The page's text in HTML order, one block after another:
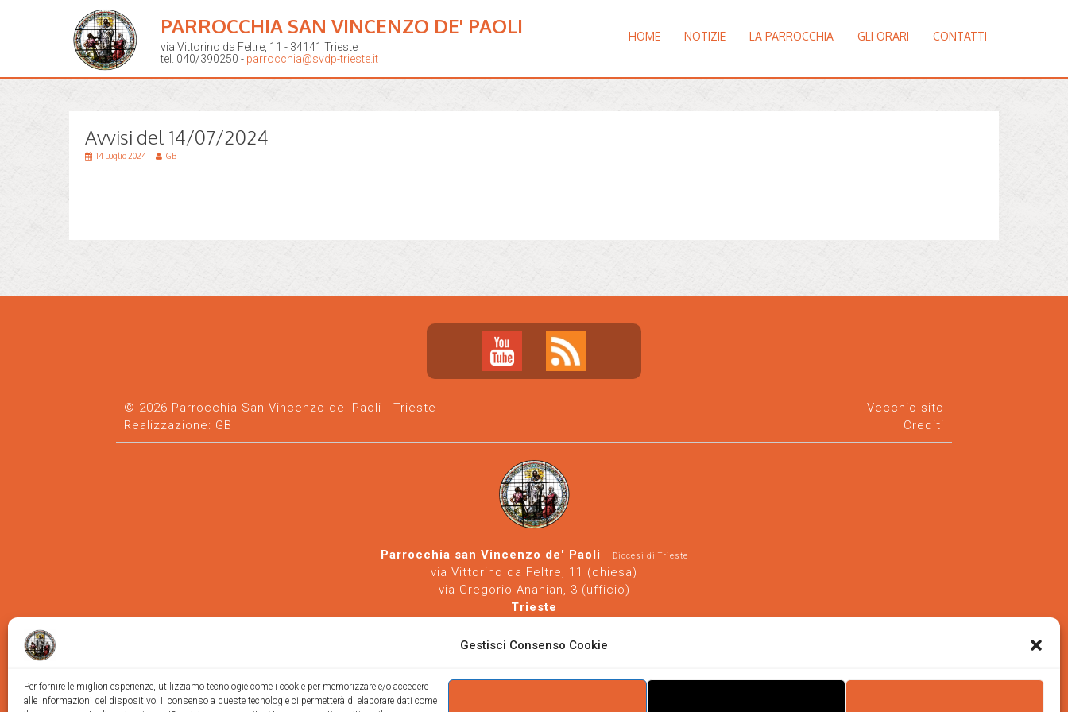
Gestisci Consenso Cookie
Per fornire le migliori esperienze, utilizziamo tecnologie come i cookie per memorizzare e/o accedere
alle informazioni del dispositivo. Il consenso a queste tecnologie ci permetterà di elaborare dati come
PARROCCHIA SAN VINCENZO DE' PAOLI
via Vittorino da Feltre, 11 - 34141 Trieste
tel. 040/390250 - parrocchia@svdp-trieste.it
HOME NOTIZIE LA PARROCCHIA GLI ORARI CONTATTI
Avvisi del 14/07/2024
14 Luglio 2024 GB
© 2026 Parrocchia San Vincenzo de' Paoli - Trieste
Realizzazione: GB
Vecchio sito
Crediti
Parrocchia san Vincenzo de' Paoli - Diocesi di Trieste
via Vittorino da Feltre, 11 (chiesa)
via Gregorio Ananian, 3 (ufficio)
Trieste
https://www.svdp-trieste.it-parrocchia@svdp-trieste.it
Informativa privacy-Informativa cookie